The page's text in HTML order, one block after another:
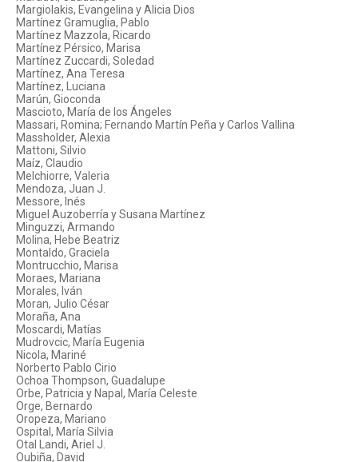
Margiolakis, Evangelina y Alicia Dios
Martínez Gramuglia, Pablo
Martínez Mazzola, Ricardo
Martínez Pérsico, Marisa
Martínez Zuccardi, Soledad
Martínez, Ana Teresa
Martínez, Luciana
Marún, Gioconda
Mascioto, María de los Ángeles
Massari, Romina; Fernando Martín Peña y Carlos Vallina
Massholder, Alexia
Mattoni, Silvio
Maíz, Claudio
Melchiorre, Valeria
Mendoza, Juan J.
Messore, Inés
Miguel Auzoberría y Susana Martínez
Minguzzi, Armando
Molina, Hebe Beatriz
Montaldo, Graciela
Montrucchio, Marisa
Moraes, Mariana
Morales, Iván
Moran, Julio César
Moraña, Ana
Moscardi, Matías
Mudrovcic, María Eugenia
Nicola, Mariné
Norberto Pablo Cirio
Ochoa Thompson, Guadalupe
Orbe, Patricia y Napal, María Celeste
Orge, Bernardo
Oropeza, Mariano
Ospital, María Silvia
Otal Landi, Ariel J.
Oubiña, David